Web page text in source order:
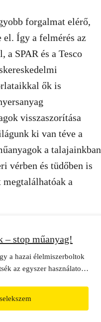
forgalmat elérő,
el. Így a felmérés az
SPAR és a Tesco
ők is
visszaszorítása
ki van téve a
a talajainkban
vérben és tüdőben is
a
– stop műanyag!
a hazai élelmiszerboltok
az egyszer használatos